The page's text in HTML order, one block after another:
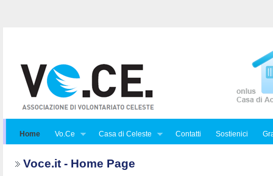
Home Vo.Ce Casa di Celeste Contatti Sostienici
Voce.it - Home Page